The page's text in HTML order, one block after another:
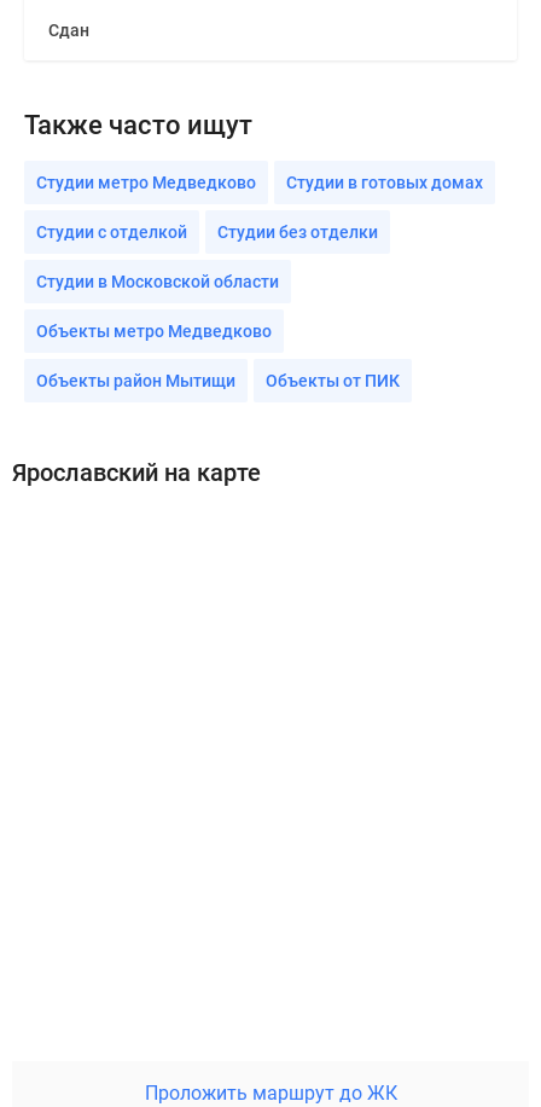
Сдан
Также часто ищут
Студии метро Медведково Студии в готовых домах
Студии с отделкой Студии без отделки
Студии в Московской области
Объекты метро Медведково
Объекты район Мытищи Объекты от ПИК
Ярославский на карте
Проложить маршрут до ЖК